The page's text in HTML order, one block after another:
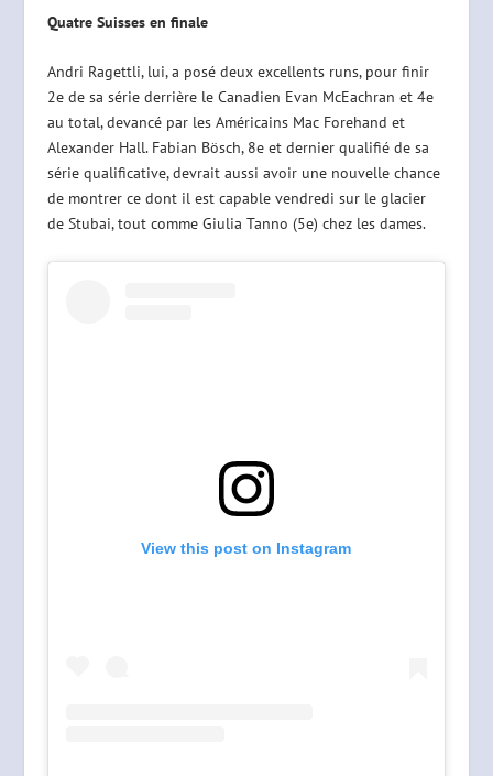
Quatre Suisses en finale
Andri Ragettli, lui, a posé deux excellents runs, pour finir
2e de sa série derrière le Canadien Evan McEachran et 4e
au total, devancé par les Américains Mac Forehand et
Alexander Hall. Fabian Bösch, 8e et dernier qualifié de sa
série qualificative, devrait aussi avoir une nouvelle chance
de montrer ce dont il est capable vendredi sur le glacier
de Stubai, tout comme Giulia Tanno (5e) chez les dames.
View this post on Instagram